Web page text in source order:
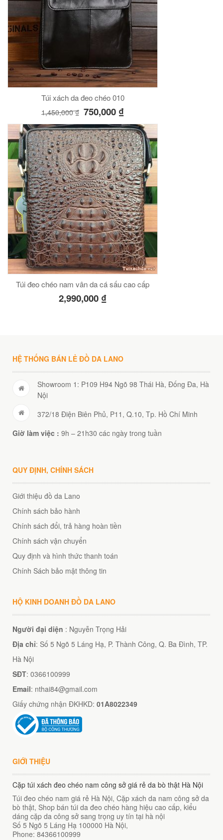
Túi xách da đeo chéo 010
1,450,000₫ 750,000 ₫
Túi đeo chéo nam vân da cá sấu cao cấp
2,990,000 ₫
HỆ THỐNG BÁN LẺ ĐỒ DA LANO
Showroom 1: P109 H94 Ngõ 98 Thái Hà, Đống Đa, Hà
Nội
372/18 Điện Biên Phủ, P11, Q.10, Tp. Hồ Chí Minh
Giờ làm việc : 9h – 21h30 các ngày trong tuần
QUY ĐỊNH, CHÍNH SÁCH
Giới thiệu đồ da Lano
Chính sách bảo hành
Chính sách đổi, trả hàng hoàn tiền
Chính sách vận chuyển
Quy định và hình thức thanh toán
Chính Sách bảo mật thông tin
HỘ KINH DOANH ĐỒ DA LANO
Người đại diện : Nguyễn Trọng Hải
Địa chỉ: Số 5 Ngõ 5 Láng Hạ, P. Thành Công, Q. Ba Đình, TP.
Hà Nội
SĐT: 0366100999
Email: nthai84@gmail.com
Giấy chứng nhận ĐKHKD: 01A8022349
GIỚI THIỆU
Cặp túi xách đeo chéo nam công sở giá rẻ da bò thật Hà Nội
Túi đeo chéo nam giá rẻ Hà Nội, Cặp xách da nam công sở da
bò thật, Shop bán túi da đeo chéo hàng hiệu cao cấp, kiểu
dáng cặp da công sở sang trọng uy tín tại hà nội
Số 5 Ngõ 5 Láng Hạ 100000 Hà Nội,
Phone: 84366100999